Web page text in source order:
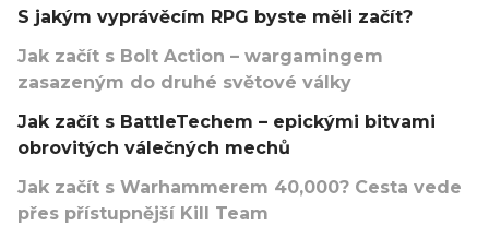
S jakým vyprávěcím RPG byste měli začít?
Jak začít s Bolt Action – wargamingem
zasazeným do druhé světové války
Jak začít s BattleTechem – epickými bitvami
obrovitých válečných mechů
Jak začít s Warhammerem 40,000? Cesta vede
přes přístupnější Kill Team